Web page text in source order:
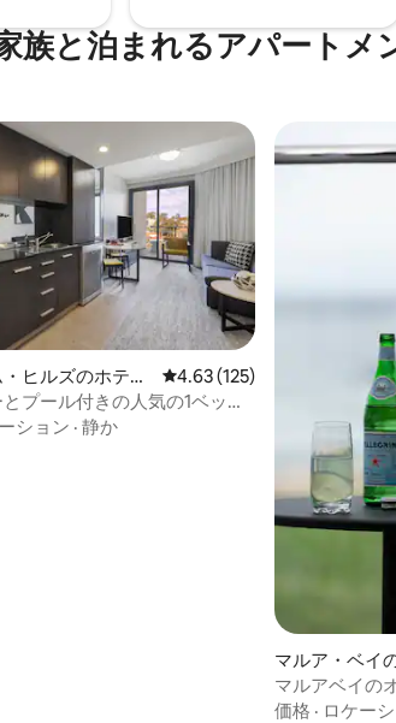
族と泊まれるアパートメ
中5つ星の平均評価
ヒルズのホテル
レビュー125件、5つ星中
4.63 (125)
プール付きの人気の1ベッド
ト
ション · 静か
マルア・ベイ
マルアベイの
タジオ
価格 · ロケー